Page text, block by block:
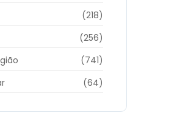
(218)
(256)
(741)
(64)